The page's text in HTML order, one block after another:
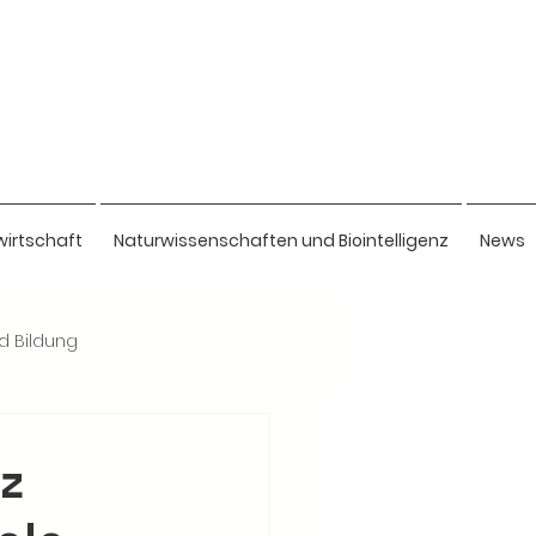
Naturwissenschaften und Biointelligenz News
Bildung